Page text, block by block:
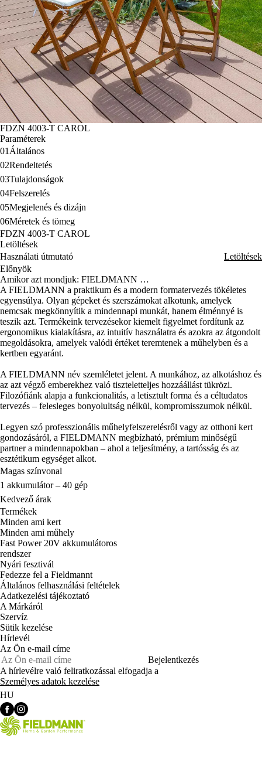
FDZN 4003-T CAROL
Paraméterek
01 Általános
02Rendeltetés
03Tulajdonságok
04Felszerelés
05Megjelenés és dizájn
06Méretek és tömeg
FDZN 4003-T CAROL
Letöltések
Használati útmutató
Letöltések
Előnyök
Amikor azt mondjuk: FIELDMANN …
A FIELDMANN a praktikum és a modern formatervezés tökéletes
egyensúlya. Olyan gépeket és szerszámokat alkotunk, amelyek
nemcsak megkönnyítik a mindennapi munkát, hanem élménnyé is
teszik azt. Termékeink tervezésekor kiemelt figyelmet fordítunk az
ergonomikus kialakításra, az intuitív használatra és azokra az átgondolt
megoldásokra, amelyek valódi értéket teremtenek a műhelyben és a
kertben egyaránt.
A FIELDMANN név szemléletet jelent. A munkához, az alkotáshoz és
az azt végző emberekhez való tiszteletteljes hozzáállást tükrözi.
Filozófiánk alapja a funkcionalitás, a letisztult forma és a céltudatos
tervezés – felesleges bonyolultság nélkül, kompromisszumok nélkül.
Legyen szó professzionális műhelyfelszerelésről vagy az otthoni kert
gondozásáról, a FIELDMANN megbízható, prémium minőségű
partner a mindennapokban – ahol a teljesítmény, a tartósság és az
esztétikum egységet alkot.
Magas színvonal
1 akkumulátor – 40 gép
Kedvező árak
Termékek
Minden ami kert
Minden ami műhely
Fast Power 20V akkumulátoros
rendszer
Nyári fesztivál
Fedezze fel a Fieldmannt
Általános felhasználási feltételek
Adatkezelési tájékoztató
A Márkáról
Szervíz
Sütik kezelése
Hírlevél
Az Ön e-mail címe
Bejelentkezés
A hírlevélre való feliratkozással elfogadja a
Személyes adatok kezelése
HU